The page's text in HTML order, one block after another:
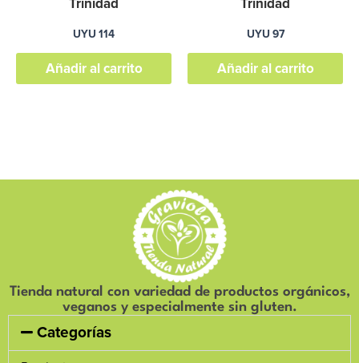
Trinidad
UYU 114
Añadir al carrito
Trinidad
UYU 97
Añadir al carrito
Tienda natural con variedad de productos orgánicos,
veganos y especialmente sin gluten.
Categorías